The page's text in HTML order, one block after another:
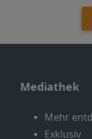
Mediathek
Mehr
Exklusiv